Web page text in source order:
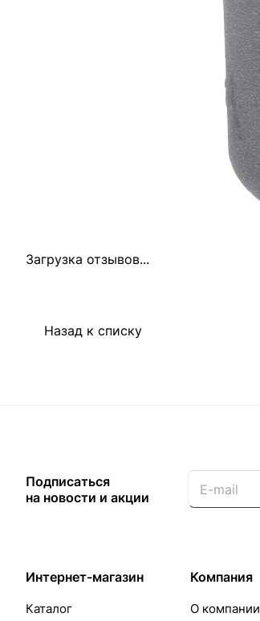
Доставка
Загрузка отзывов...
Назад к списку
Подписаться
на новости и акции
Интернет-магазин
Каталог
Компания
О компании